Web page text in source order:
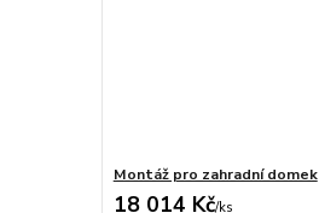
Montáž pro zahradní domek
18 014 Kč/ks